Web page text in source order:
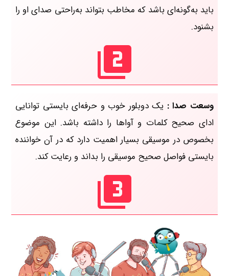
باید به‌گونه‌ای باشد که مخاطب بتواند به‌راحتی صدای او را
بشنود.
وسعت صدا : یک دوبلور خوب و حرفه‌ای بایستی توانایی
ادای صحیح کلمات و آواها را داشته باشد. این موضوع
بخصوص در موسیقی بسیار اهمیت دارد که در آن خواننده
بایستی فواصل صحیح موسیقی را بداند و رعایت کند.